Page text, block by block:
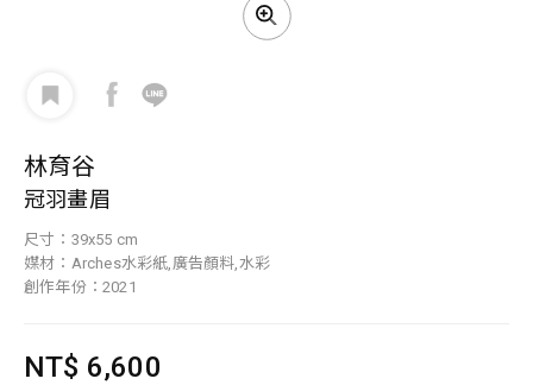
林育谷
冠羽畫眉
尺寸：39x55 cm
媒材：Arches水彩紙,廣告顏料,水彩
創作年份：2021
NT$ 6,600